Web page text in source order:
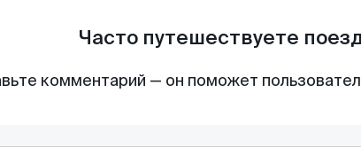
Часто путешествуете
комментарий — он поможет